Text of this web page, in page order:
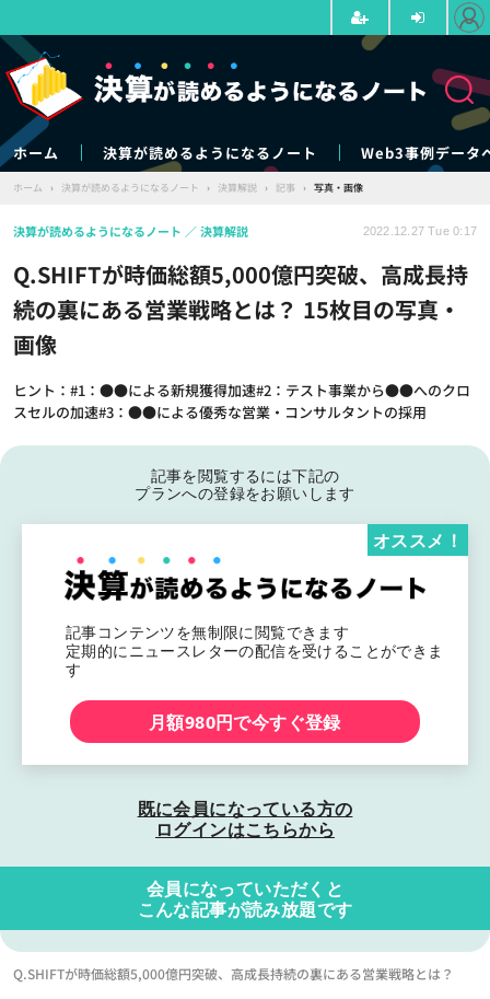
ホーム 決算が読めるようになるノート Web3事例データ
ホーム › 決算が読めるようになるノート › 決算解説 › 記事 › 写真・画像
Q.SHIFTが時価総額5,000億円突破、高成長持
続の裏にある営業戦略とは？ 15枚目の写真・
画像
ヒント：#1：●●による新規獲得加速#2：テスト事業から●●へのクロ
スセルの加速#3：●●による優秀な営業・コンサルタントの採用
決算が読めるようになるノート 決算解説 2022.12.27 Tue 0:17
記事を閲覧するには下記の
プランへの登録をお願いします
記事コンテンツを無制限に閲覧できます
定期的にニュースレターの配信を受けることができま
す
オススメ！
月額980円で今すぐ登録
既に会員になっている方の
ログインはこちらから
会員になっていただくと
こんな記事が読み放題です
Q.SHIFTが時価総額5,000億円突破、高成長持続の裏にある営業戦略とは？